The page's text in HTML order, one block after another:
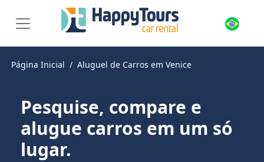
Página Inicial Aluguel de Carros em Venice
Pesquise, compare e
alugue carros em um só
lugar.